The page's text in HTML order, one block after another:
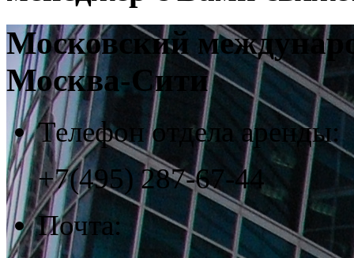
Московский
Москва-Сити
Телефон отдела аренды:
+7(495) 287-67-44
Почта: